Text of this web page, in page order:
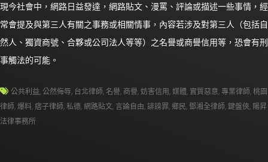
現今社會中，網路日益發達，網路貼文、漫罵、評論或描述一些事情，經
常會提及與第三人有關之事務或相關情事，內容若涉及對第三人（包括自
然人、獨資商號、合夥或公司法人等等）之名譽或商譽信用等，恐會有刑
事觸法的可能。
公共利益,公然侮辱, 台北律師,名譽, 商譽,妨害信用,媒體, 實質惡意,專業律師,桃園
律師,爆料,痞子律師,私德,網路貼文,言論自由,誹謗罪,鄉民, 鄧湘全律師,鍵盤俠, 陽昇
法律事務所